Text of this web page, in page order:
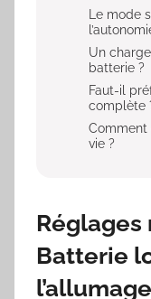
Le mode
Un
batterie ?
Faut-il
complète
Comment
vie ?
Réglages
Batterie
l’allumage